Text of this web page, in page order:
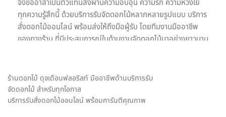
จึงขออาสาเป็นตัวแทนส่งผ่านความอบอุ่น ความรัก ความห่วงใย
ทุกความรู้สึกนี้ ด้วยบริการรับจัดดอกไม้หลากหลายรูปแบบ บริการ
สั่งดอกไม้ออนไลน์ พร้อมส่งให้ถึงมือผู้รับ โดยทีมงานมืออาชีพ
ของทางร้าน ที่มีประสบการณ์ในด้านงานจัดดอกไม้มาอย่างยาวนาน
เรา คือ การเป็นสื่อกลางของทุกความรู้สึก พร้อมสร้างความประทับ
ใจให้กับทั้งผู้รับและผู้มอบดอกไม้ เราจึงมุ่งมั่นใส่ใจทุกรายละเอียด
ในงานจัดดอกไม้ ให้ได้ผลงานออกมาตรงตามความต้องการของ
ร้านดอกไม้ ดุจเดือนฟลอริสท์ มืออาชีพด้านบริการรับ
จัดดอกไม้ สำหรับทุกโอกาส
บริการรับสั่งดอกไม้ออนไลน์ พร้อมการันตีคุณภาพ